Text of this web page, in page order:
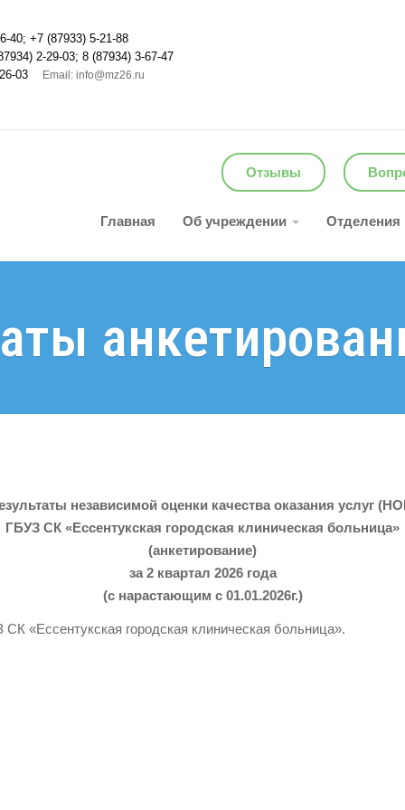
40; +7 (87933) 5-21-88
2-29-03; 8 (87934) 3-67-47
03 Email: info@mz26.ru
Отзывы
Главная Об учреждении Отделения
независимой оценки качества оказания услуг
ГБУЗ СК «Ессентукская городская клиническая больница»
(анкетирование)
за 2 квартал 2026 года
(с нарастающим с 01.01.2026г.)
«Ессентукская городская клиническая больница».